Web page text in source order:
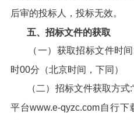
后审的投标人，投标无效。
五、招标文件的获取
（一）获取招标文件时
时00分（北京时间，下同）
（二）招标文件获取方
平台www.e-qyzc.com自行